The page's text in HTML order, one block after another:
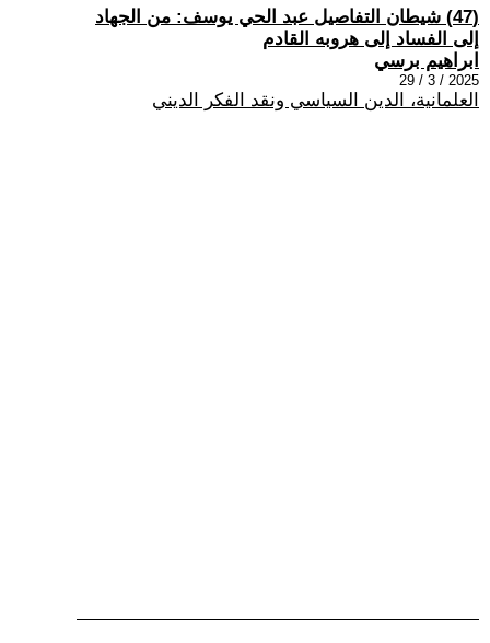
(47) شيطان التفاصيل عبد الحي يوسف: من الجهاد
إلى الفساد إلى هروبه القادم
ابراهيم برسي
2025 / 3 / 29
العلمانية، الدين السياسي ونقد الفكر الديني